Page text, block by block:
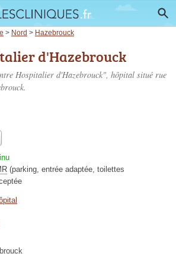
> Nord > Hazebrouck
d'Hazebrouck
Hospitalier d'Hazebrouck", hôpital situé rue
(parking, entrée adaptée, toilettes